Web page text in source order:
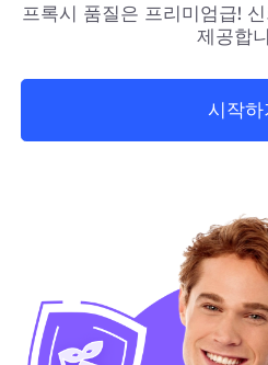
프록시 품질은 프리미엄급!
제공합
시작하